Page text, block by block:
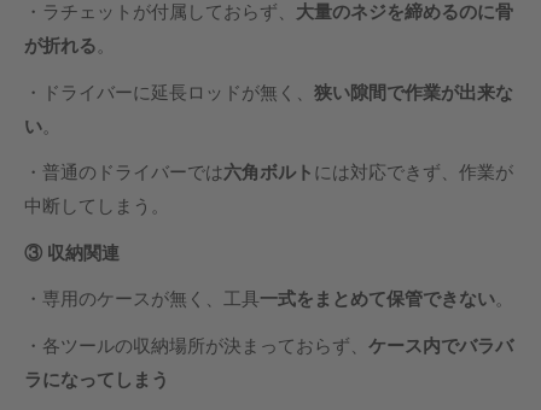
・ラチェットが付属しておらず、 大量のネジを締めるのに骨
が折れる。
・ドライバーに延長ロッドが無く、 狭い隙間で作業が出来な
い。
・普通のドライバーでは六角ボルト には対応できず、作業が
中断してしまう。
③ 収納関連
・専用のケースが無く、工具一式をまとめて保管できない。
・各ツールの収納場所が決まっておらず、 ケース内でバラバ
ラになってしまう